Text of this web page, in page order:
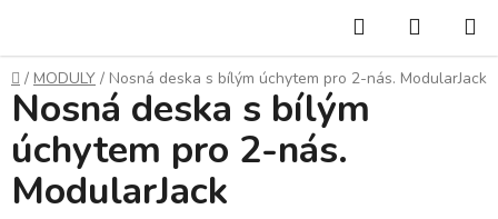
obsah
Hledat
KOŠÍK
Domů
/ MODULY / Nosná deska s bílým úchytem pro 2-nás. ModularJack
Nosná deska s bílým
úchytem pro 2-nás.
ModularJack